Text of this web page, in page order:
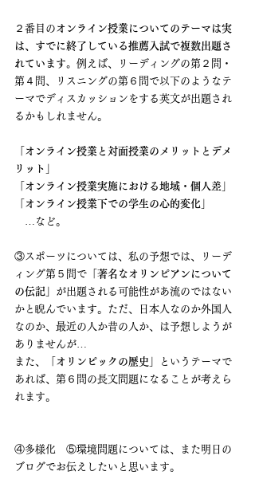
２番目の オンライン授業についてのテーマは実
は、すでに終了している推薦入試で複数出題さ
れています。 例えば、リーディングの第２問・
第４問、リスニングの第６問で以下のようなテ
ーマでディスカッションをする英文が出題され
るかもしれません。
「オンライン授業と対面授業のメリットとデメ
リット」
「オンライン授業実施における地域・個人差」
「オンライン授業下での学生の心的変化」
…など。
③スポーツについては、私の予想では、リーデ
ィング第５問で「 著名なオリンピアンについて
の伝記 」が出題される可能性があ流のではない
かと睨んでいます。ただ、日本人なのか外国人
なのか、最近の人か昔の人か、は予想しようが
ありませんが…
また、「
オリンピックの歴史 」というテーマで
あれば、第６問の長文問題になることが考えら
れます。
④多様化　⑤環境問題については、また明日の
ブログでお伝えしたいと思います。